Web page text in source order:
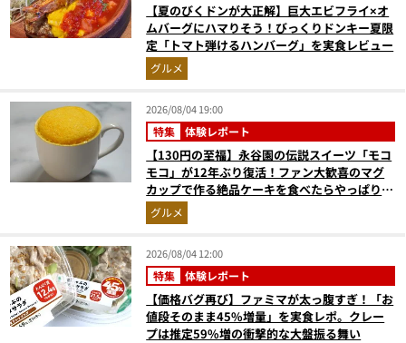
【夏のびくドンが大正解】巨大エビフライ×オ
ムバーグにハマりそう！びっくりドンキー夏限
定「トマト弾けるハンバーグ」を実食レビュー
グルメ
2026/08/04 19:00
特集 体験レポート
【130円の至福】永谷園の伝説スイーツ「モコ
モコ」が12年ぶり復活！ファン大歓喜のマグ
カップで作る絶品ケーキを食べたらやっぱり最
高にウマかった
グルメ
2026/08/04 12:00
特集 体験レポート
【価格バグ再び】ファミマが太っ腹すぎ！「お
値段そのまま45%増量」を実食レポ。クレー
プは推定59%増の衝撃的な大盤振る舞い